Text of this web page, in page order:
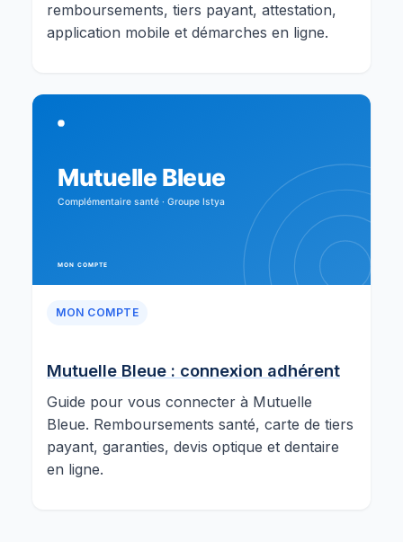
remboursements, tiers payant, attestation,
application mobile et démarches en ligne.
MON COMPTE
Mutuelle Bleue : connexion adhérent
Guide pour vous connecter à Mutuelle
Bleue. Remboursements santé, carte de tiers
payant, garanties, devis optique et dentaire
en ligne.